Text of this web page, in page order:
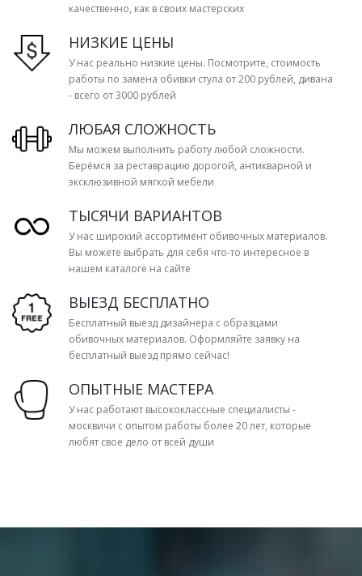
качественно, как в своих мастерских
НИЗКИЕ ЦЕНЫ
У нас реально низкие цены. Посмотрите, стоимость
работы по замена обивки стула от 200 рублей, дивана
- всего от 3000 рублей
ЛЮБАЯ СЛОЖНОСТЬ
Мы можем выполнить работу любой сложности.
Берёмся за реставрацию дорогой, антикварной и
эксклюзивной мягкой мебели
ТЫСЯЧИ ВАРИАНТОВ
У нас широкий ассортимент обивочных материалов.
Вы можете выбрать для себя что-то интересное в
нашем каталоге на сайте
ВЫЕЗД БЕСПЛАТНО
Бесплатный выезд дизайнера с образцами
обивочных материалов. Оформляйте заявку на
бесплатный выезд прямо сейчас!
ОПЫТНЫЕ МАСТЕРА
У нас работают высококлассные специалисты -
москвичи с опытом работы более 20 лет, которые
любят свое дело от всей души